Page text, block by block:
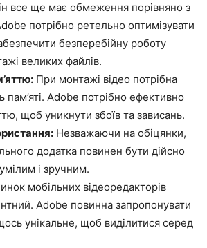
все ще має обмеження порівняно з
потрібно ретельно оптимізувати
безперебійну роботу
великих файлів.
При монтажі відео потрібна
пам’яті. Adobe потрібно ефективно
щоб уникнути збоїв та зависань.
Незважаючи на обіцянки,
додатка повинен бути дійсно
і зручним.
мобільних відеоредакторів
Adobe повинна запропонувати
унікальне, щоб виділитися серед